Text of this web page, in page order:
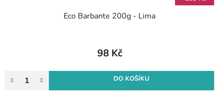
Eco Barbante 200g - Lima
98 Kč
DO KOŠÍKU